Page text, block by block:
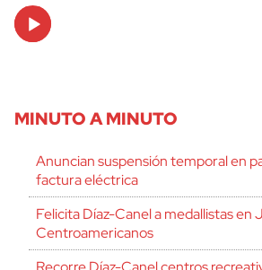
Audio
Player
MINUTO A MINUTO
Anuncian suspensión temporal en
factura eléctrica
Felicita Díaz-Canel a medallistas en
Centroamericanos